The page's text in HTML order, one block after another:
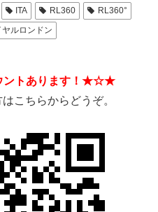
ITA RL360
RL360°
ヤルロンドン
トあります！★☆★
こちらからどうぞ。